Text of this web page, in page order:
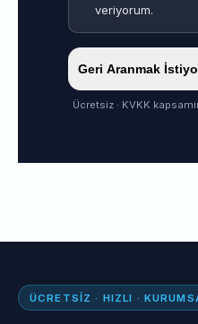
veriyorum.
Geri Aranmak
Ücretsiz · KVKK
ÜCRETSIZ · HIZLI ·